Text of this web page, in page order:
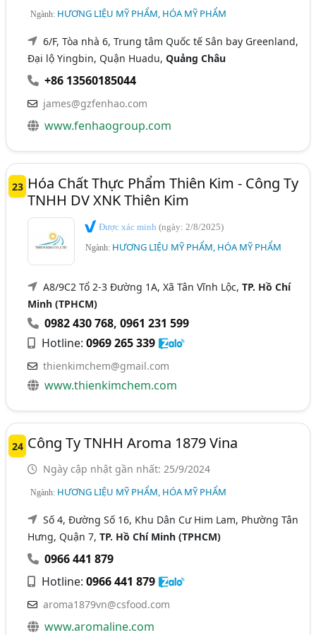
Ngành: HƯƠNG LIỆU MỸ PHẨM, HÓA MỸ PHẨM
6/F, Tòa nhà 6, Trung tâm Quốc tế Sân bay Greenland,
Đại lộ Yingbin, Quận Huadu,Quảng Châu
+86 13560185044
james@gzfenhao.com
www.fenhaogroup.com
23 Hóa Chất Thực Phẩm Thiên Kim - Công Ty
TNHH DV XNK Thiên Kim
Được xác minh(ngày: 2/8/2025)
Ngành: HƯƠNG LIỆU MỸ PHẨM, HÓA MỸ PHẨM
A8/9C2 Tổ 2-3 Đường 1A, Xã Tân Vĩnh Lộc,TP. Hồ Chí
Minh (TPHCM)
0982 430 768,0961 231 599
Hotline:0969 265 339
thienkimchem@gmail.com
www.thienkimchem.com
24 Công Ty TNHH Aroma 1879 Vina
Ngày cập nhật gần nhất: 25/9/2024
Ngành: HƯƠNG LIỆU MỸ PHẨM, HÓA MỸ PHẨM
Số 4, Đường Số 16, Khu Dân Cư Him Lam, Phường Tân
Hưng, Quận 7,TP. Hồ Chí Minh (TPHCM)
0966 441 879
Hotline:0966 441 879
aroma1879vn@csfood.com
www.aromaline.com